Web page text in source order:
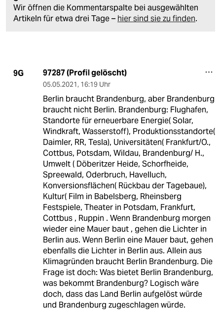
Wir öffnen die Kommentarspalte bei ausgewählten
Artikeln für etwa drei Tage – hier sind sie zu finden.
9G 97287 (Profil gelöscht)
05.05.2021, 16:19 Uhr
Berlin braucht Brandenburg, aber Brandenburg
braucht nicht Berlin. Brandenburg: Flughafen,
Standorte für erneuerbare Energie( Solar,
Windkraft, Wasserstoff), Produktionsstandorte(
Daimler, RR, Tesla), Universitäten( Frankfurt/O.,
Cottbus, Potsdam, Wildau, Brandenburg/ H.,
Umwelt ( Döberitzer Heide, Schorfheide,
Spreewald, Oderbruch, Havelluch,
Konversionsflächen( Rückbau der Tagebaue),
Kultur( Film in Babelsberg, Rheinsberg
Festspiele, Theater in Potsdam, Frankfurt,
Cottbus , Ruppin . Wenn Brandenburg morgen
wieder eine Mauer baut , gehen die Lichter in
Berlin aus. Wenn Berlin eine Mauer baut, gehen
ebenfalls die Lichter in Berlin aus. Allein aus
Klimagründen braucht Berlin Brandenburg. Die
Frage ist doch: Was bietet Berlin Brandenburg,
was bekommt Brandenburg? Logisch wäre
doch, dass das Land Berlin aufgelöst würde
und Brandenburg zugeschlagen würde.